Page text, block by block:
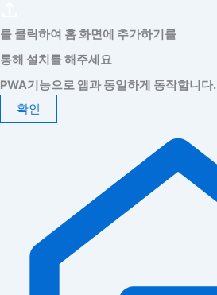
를 클릭하여 홈 화면에 추가하기를
통해 설치를 해주세요
PWA기능으로 앱과 동일하게 동작합니다.
확인